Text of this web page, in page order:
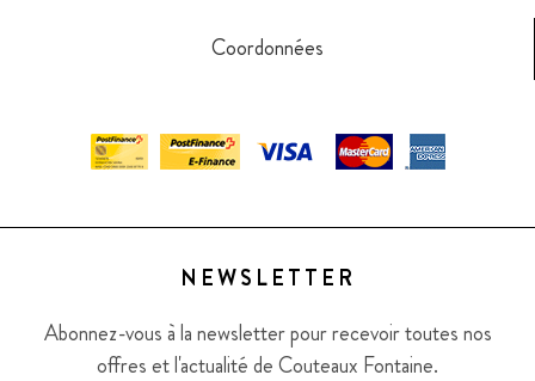
Coordonnées
NEWSLETTER
Abonnez-vous à la newsletter pour recevoir toutes nos
offres et l'actualité de Couteaux Fontaine.